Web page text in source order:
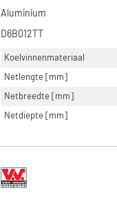
Aluminium
D6B012TT
Koelvinnenmateriaal
Netlengte [mm]
Netbreedte [mm]
Netdiepte [mm]